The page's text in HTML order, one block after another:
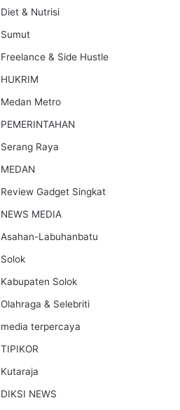
Diet & Nutrisi
Sumut
Freelance & Side Hustle
HUKRIM
Medan Metro
PEMERINTAHAN
Serang Raya
MEDAN
Review Gadget Singkat
NEWS MEDIA
Asahan-Labuhanbatu
Solok
Kabupaten Solok
Olahraga & Selebriti
media terpercaya
TIPIKOR
Kutaraja
DIKSI NEWS